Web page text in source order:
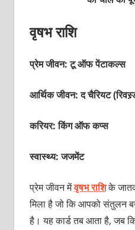
वृषभ राशि
प्रेम जीवन: टू ऑफ पेंटाकल्‍स
आर्थिक जीवन: द चैरियट
करियर: किंग ऑफ कप्‍स
स्वास्थ्य: जजमेंट
प्रेम जीवन मेंवृषभ राशिके
मिला है जो कि आपको संतुलन
है। यह कार्ड तब आता है, जब